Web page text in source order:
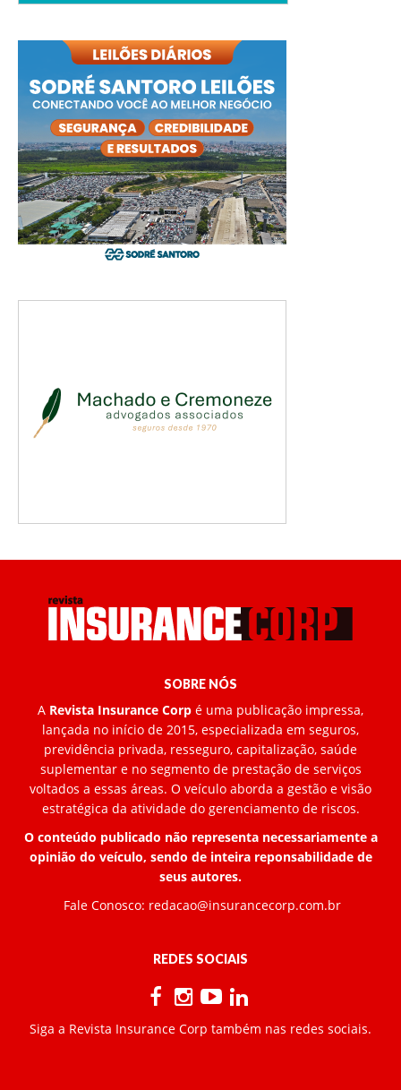
SOBRE NÓS
A Revista Insurance Corp é uma publicação impressa,
lançada no início de 2015, especializada em seguros,
previdência privada, resseguro, capitalização, saúde
suplementar e no segmento de prestação de serviços
voltados a essas áreas. O veículo aborda a gestão e visão
estratégica da atividade do gerenciamento de riscos.
O conteúdo publicado não representa necessariamente a
opinião do veículo, sendo de inteira reponsabilidade de
seus autores.
Fale Conosco: redacao@insurancecorp.com.br
REDES SOCIAIS
Siga a Revista Insurance Corp também nas redes sociais.